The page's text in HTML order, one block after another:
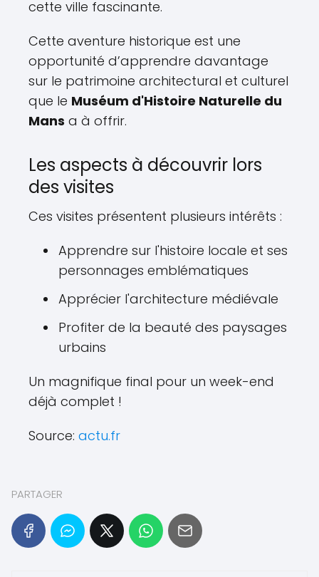
cette ville fascinante.
Cette aventure historique est une
opportunité d’apprendre davantage
sur le patrimoine architectural et culturel
que le Muséum d'Histoire Naturelle du
Mans a à offrir.
Les aspects à découvrir lors
des visites
Ces visites présentent plusieurs intérêts :
Apprendre sur l'histoire locale et ses
personnages emblématiques
Apprécier l'architecture médiévale
Profiter de la beauté des paysages
urbains
Un magnifique final pour un week-end
déjà complet !
Source: actu.fr
PARTAGER